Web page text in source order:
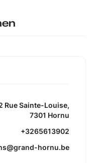
Rue Sainte-Louise,
7301 Hornu
+3265613902
hornu.be